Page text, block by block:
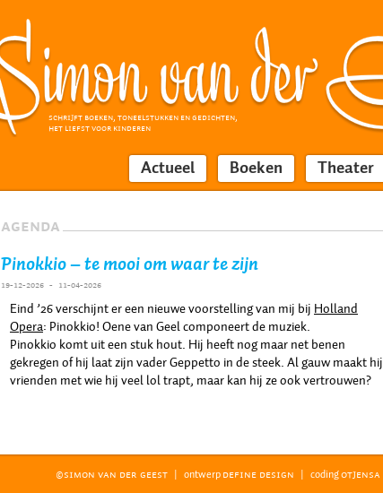
SCHRIJFT BOEKEN, TONEELSTUKKEN EN GEDICHTEN,
HET LIEFST VOOR KINDEREN
Actueel Boeken Theater
AGENDA
Pinokkio – te mooi om waar te zijn
19-12-2026 - 11-04-2026
Eind ’26 verschijnt er een nieuwe voorstelling van mij bijHolland
Opera: Pinokkio! Oene van Geel componeert de muziek.
Pinokkio komt uit een stuk hout. Hij heeft nog maar net benen
gekregen of hij laat zijn vader Geppetto in de steek. Al gauw maakt hij
vrienden met wie hij veel lol trapt, maar kan hij ze ook vertrouwen?
©SIMON VAN DER GEEST | ontwerp DEFINE DESIGN | codingOTJENSA